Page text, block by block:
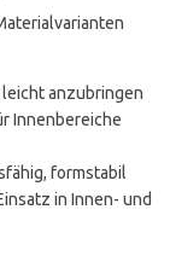
anzubringen
Innenbereiche
formstabil
in Innen- und